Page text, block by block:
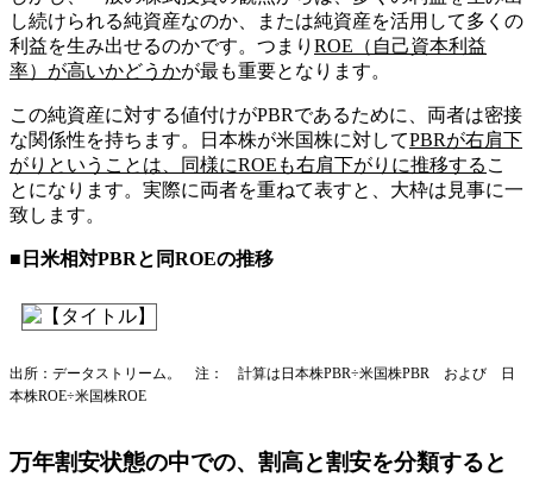
し続けられる純資産なのか、または純資産を活用して多くの
利益を生み出せるのかです。つまり ROE（自己資本利益
率）が高いかどうかが最も重要となります。
この純資産に対する値付けがPBRであるために、両者は密接
な関係性を持ちます。日本株が米国株に対してPBRが右肩下
がりということは、同様にROEも右肩下がりに推移する こ
とになります。実際に両者を重ねて表すと、大枠は見事に一
致します。
■日米相対PBRと同ROEの推移
出所：データストリーム。 注： 計算は日本株PBR÷米国株PBR および 日
本株ROE÷米国株ROE
万年割安状態の中での、割高と割安を分類すると